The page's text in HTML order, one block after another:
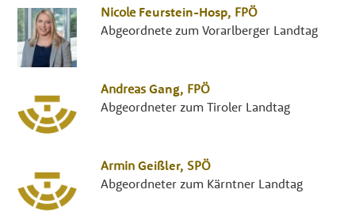
Nicole Feurstein-Hosp, FPÖ
Abgeordnete zum Vorarlberger Landtag
Andreas Gang, FPÖ
Abgeordneter zum Tiroler Landtag
Armin Geißler, SPÖ
Abgeordneter zum Kärntner Landtag